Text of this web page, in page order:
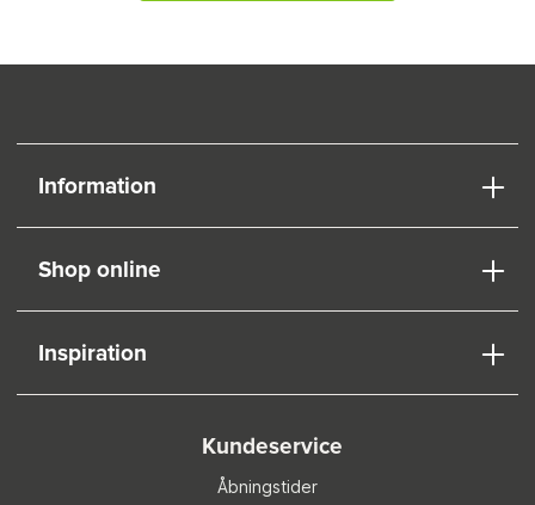
Information
Shop online
Inspiration
Kundeservice
Åbningstider